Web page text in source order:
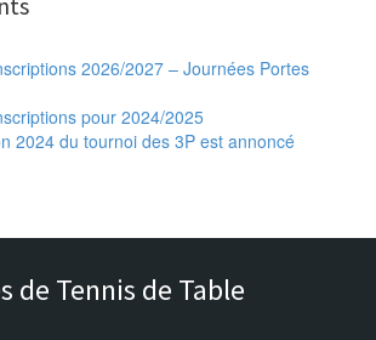
2026/2027 – Journées Portes
pour 2024/2025
2024 du tournoi des 3P est annoncé
de Tennis de Table